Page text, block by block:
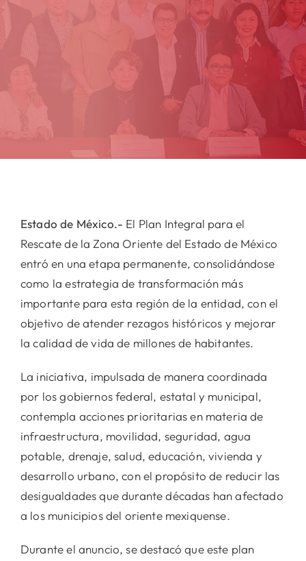
Estado de México.- El Plan Integral para el
Rescate de la Zona Oriente del Estado de México
entró en una etapa permanente, consolidándose
como la estrategia de transformación más
importante para esta región de la entidad, con el
objetivo de atender rezagos históricos y mejorar
la calidad de vida de millones de habitantes.
La iniciativa, impulsada de manera coordinada
por los gobiernos federal, estatal y municipal,
contempla acciones prioritarias en materia de
infraestructura, movilidad, seguridad, agua
potable, drenaje, salud, educación, vivienda y
desarrollo urbano, con el propósito de reducir las
desigualdades que durante décadas han afectado
a los municipios del oriente mexiquense.
Durante el anuncio, se destacó que este plan